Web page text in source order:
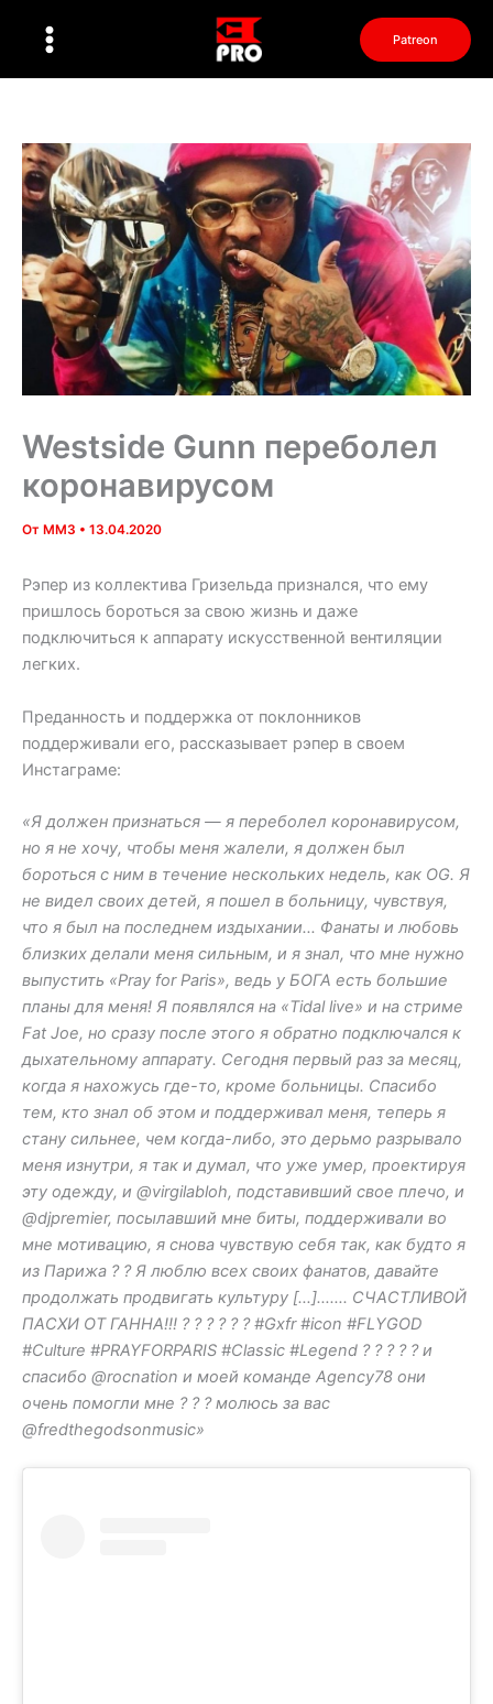
Patreon
Westside Gunn переболел
коронавирусом
От MM3 • 13.04.2020
Рэпер из коллектива Гризельда признался, что ему
пришлось бороться за свою жизнь и даже
подключиться к аппарату искусственной вентиляции
легких.
Преданность и поддержка от поклонников
поддерживали его, рассказывает рэпер в своем
Инстаграме:
«Я должен признаться — я переболел коронавирусом,
но я не хочу, чтобы меня жалели, я должен был
бороться с ним в течение нескольких недель, как OG. Я
не видел своих детей, я пошел в больницу, чувствуя,
что я был на последнем издыхании… Фанаты и любовь
близких делали меня сильным, и я знал, что мне нужно
выпустить «Pray for Paris», ведь у БОГА есть большие
планы для меня! Я появлялся на «Tidal live» и на стриме
Fat Joe, но сразу после этого я обратно подключался к
дыхательному аппарату. Сегодня первый раз за месяц,
когда я нахожусь где-то, кроме больницы. Спасибо
тем, кто знал об этом и поддерживал меня, теперь я
стану сильнее, чем когда-либо, это дерьмо разрывало
меня изнутри, я так и думал, что уже умер, проектируя
эту одежду, и @virgilabloh, подставивший свое плечо, и
@djpremier, посылавший мне биты, поддерживали во
мне мотивацию, я снова чувствую себя так, как будто я
из Парижа ? ? Я люблю всех своих фанатов, давайте
продолжать продвигать культуру […]……. СЧАСТЛИВОЙ
ПАСХИ ОТ ГАННА!!! ? ? ? ? ? ? #Gxfr #icon #FLYGOD
#Culture #PRAYFORPARIS #Classic #Legend ? ? ? ? ? и
спасибо @rocnation и моей команде Agency78 они
очень помогли мне ? ? ? молюсь за вас
@fredthegodsonmusic»